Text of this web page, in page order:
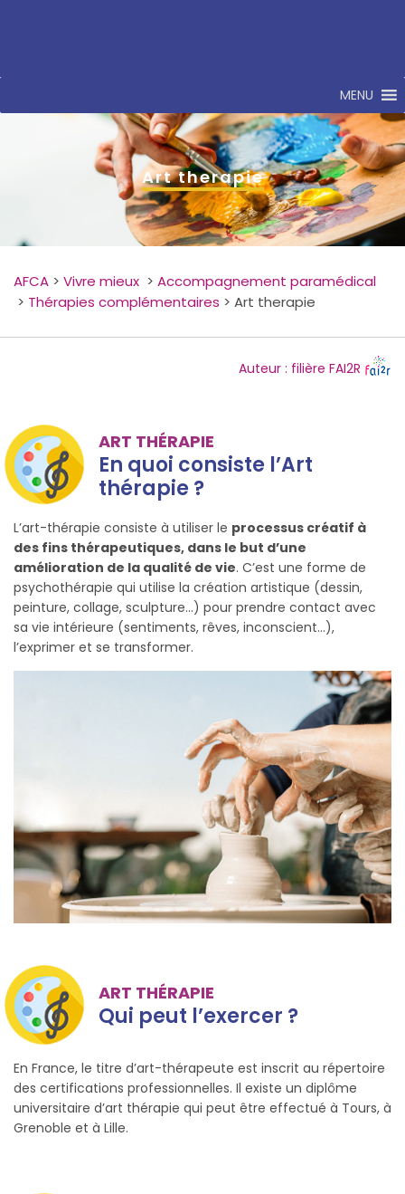
MENU
Art therapie
AFCA > Vivre mieux > Accompagnement paramédical
> Thérapies complémentaires > Art therapie
Auteur : filière FAI2R
ART THÉRAPIE
En quoi consiste l’Art
thérapie ?
L’art-thérapie consiste à utiliser le processus créatif à
des fins thérapeutiques, dans le but d’une
amélioration de la qualité de vie. C’est une forme de
psychothérapie qui utilise la création artistique (dessin,
peinture, collage, sculpture…) pour prendre contact avec
sa vie intérieure (sentiments, rêves, inconscient…),
l’exprimer et se transformer.
ART THÉRAPIE
Qui peut l’exercer ?
En France, le titre d’art-thérapeute est inscrit au répertoire
des certifications professionnelles. Il existe un diplôme
universitaire d’art thérapie qui peut être effectué à Tours, à
Grenoble et à Lille.